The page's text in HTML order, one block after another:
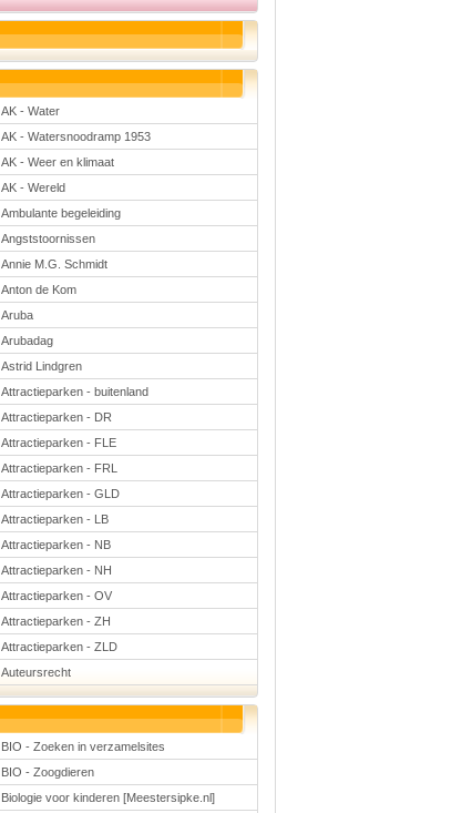
AK - Water
AK - Watersnoodramp 1953
AK - Weer en klimaat
AK - Wereld
Ambulante begeleiding
Angststoornissen
Annie M.G. Schmidt
Anton de Kom
Aruba
Arubadag
Astrid Lindgren
Attractieparken - buitenland
Attractieparken - DR
Attractieparken - FLE
Attractieparken - FRL
Attractieparken - GLD
Attractieparken - LB
Attractieparken - NB
Attractieparken - NH
Attractieparken - OV
Attractieparken - ZH
Attractieparken - ZLD
Auteursrecht
BIO - Zoeken in verzamelsites
BIO - Zoogdieren
Biologie voor kinderen [Meestersipke.nl]